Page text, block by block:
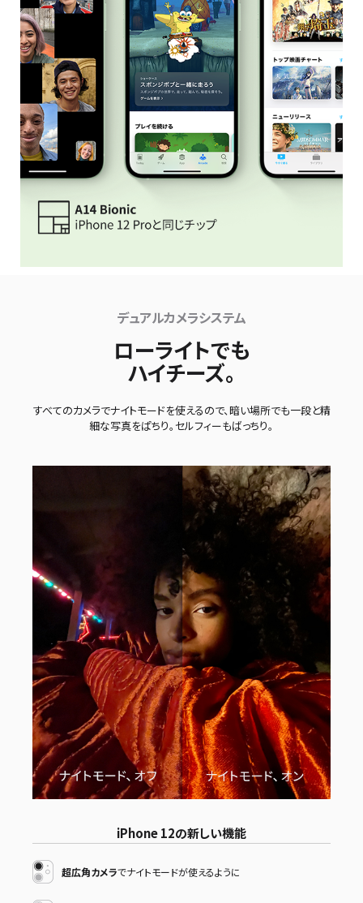
デュアルカメラシステム
ローライトでも
ハイチーズ。
すべてのカメラでナイトモードを使えるので、暗い場所でも一段と精
細な写真をぱちり。セルフィーもばっちり。
iPhone 12の新しい機能
超広角カメラでナイトモードが使えるように